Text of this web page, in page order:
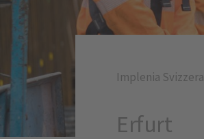
Implenia Svizzera
Erfurt